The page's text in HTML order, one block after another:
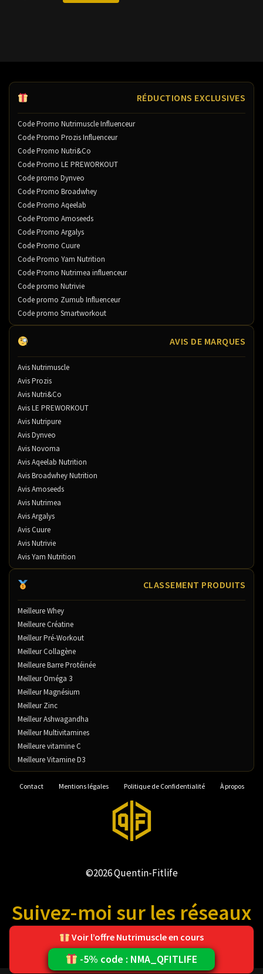
Voir l’offre Nutrimuscle en cours
-5% code : NMA_QFITLIFE
RÉDUCTIONS EXCLUSIVES
Code Promo Nutrimuscle Influenceur
Code Promo Prozis Influenceur
Code Promo Nutri&Co
Code Promo LE PREWORKOUT
Code promo Dynveo
Code Promo Broadwhey
Code Promo Aqeelab
Code Promo Amoseeds
Code Promo Argalys
Code Promo Cuure
Code Promo Yam Nutrition
Code Promo Nutrimea influenceur
Code promo Nutrivie
Code promo Zumub Influenceur
Code promo Smartworkout
AVIS DE MARQUES
Avis Nutrimuscle
Avis Prozis
Avis Nutri&Co
Avis LE PREWORKOUT
Avis Nutripure
Avis Dynveo
Avis Novoma
Avis Aqeelab Nutrition
Avis Broadwhey Nutrition
Avis Amoseeds
Avis Nutrimea
Avis Argalys
Avis Cuure
Avis Nutrivie
Avis Yam Nutrition
CLASSEMENT PRODUITS
Meilleure Whey
Meilleure Créatine
Meilleur Pré-Workout
Meilleur Collagène
Meilleure Barre Protéinée
Meilleur Oméga 3
Meilleur Magnésium
Meilleur Zinc
Meilleur Ashwagandha
Meilleur Multivitamines
Meilleure vitamine C
Meilleure Vitamine D3
Contact Mentions légales Politique de Confidentialité À propos
©2026 Quentin-Fitlife
Suivez-moi sur les réseaux